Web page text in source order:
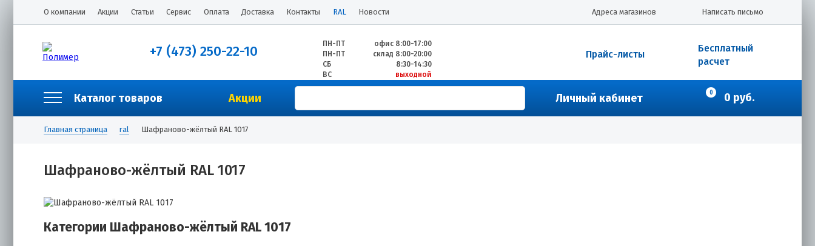
О компании Акции Статьи Сервис Оплата Доставка Контакты RAL Новости Написать письмо
Адреса магазинов
+7 (473) 250-22-10 ПН-ПТ
офис 8:00-17:00
ПН-ПТ
склад 8:00-20:00
СБ
8:30-14:30
ВС
выходной
Бесплатный
расчет
Прайс-листы
Каталог товаров Акции Личный кабинет 0 0 руб.
Главная страница ral Шафраново-жёлтый RAL 1017
Шафраново-жёлтый RAL 1017
Категории Шафраново-жёлтый RAL 1017